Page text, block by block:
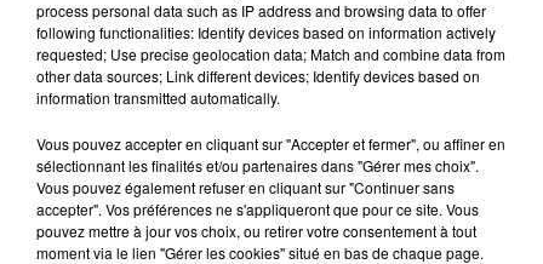
ALEX WARREN
Fever Dream
OPHELIE WINTER
Dieu M'a Donne La Foi
process personal data such as IP address and browsing data to offer
following functionalities: Identify devices based on information actively
requested; Use precise geolocation data; Match and combine data from
other data sources; Link different devices; Identify devices based on
information transmitted automatically.
Vous pouvez accepter en cliquant sur "Accepter et fermer", ou affiner en
sélectionnant les finalités et/ou partenaires dans "Gérer mes choix".
Vous pouvez également refuser en cliquant sur "Continuer sans
accepter". Vos préférences ne s'appliqueront que pour ce site. Vous
pouvez mettre à jour vos choix, ou retirer votre consentement à tout
moment via le lien "Gérer les cookies" situé en bas de chaque page.